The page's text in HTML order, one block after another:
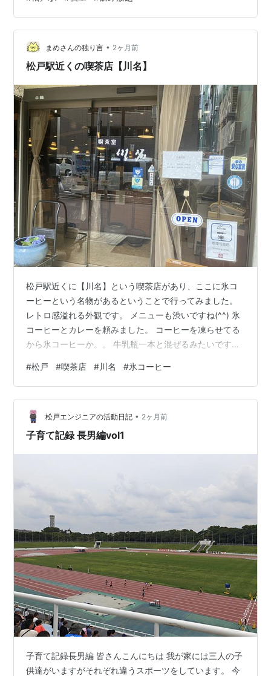
ならではの旬の味覚を活かした多彩な料理は、素材の鮮
度と味わいを大切にし、皆さまに満足いただける一皿を
心がけています。店内は落ち着いた個室も完備してお
り、プライベートな時間を楽しみたい方にもぴ…
まめさんの独り言 • 2ヶ月前
松戸駅近くの喫茶店【川名】
松戸駅近くに【川名】という喫茶店があり、ここに氷コ
ーヒーという名物があるということで行ってみました。
レトロ感溢れる外観です。 メニューも渋いですね(^^) 氷
コーヒーとカレーを頼みました。 コーヒーを凍らせてる
から氷コーヒーか。。 牛乳瓶一本と混ぜるみたいです。
ヒー牛乳ですね(^^) そららにしてもここは全て喫煙席の
ようでどのテーブルにも灰皿が置かれてました。 タバコ
をやめて20年の自分にはちょっときつかったですが、ス
モーカーにとってはオアシスですね(^^)
#松戸 #喫茶店 #川名 #氷コーヒー
松戸エンジニアの活動日記 • 2ヶ月前
子育て記録 長男編vol1
子育て記録長男編 皆さんこんにちは 我が家には三人の子
供達がいますがそれぞれ違うスポーツをしています。 今